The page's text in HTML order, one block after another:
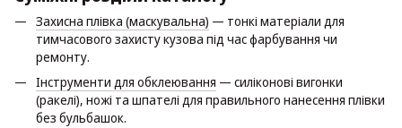
Захисна плівка (маскувальна) — тонкі матеріали для
тимчасового захисту кузова під час фарбування чи
ремонту.
Інструменти для обклеювання — силіконові вигонки
(ракелі), ножі та шпателі для правильного нанесення плівки
без бульбашок.